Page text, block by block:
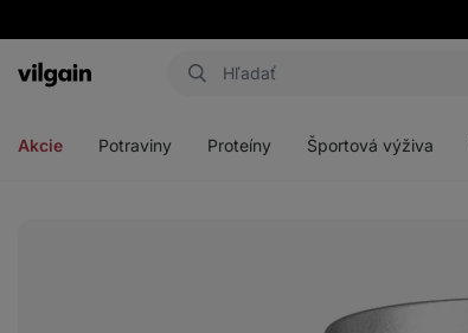
Eshop
Akcie Potraviny Proteíny Športová výživa